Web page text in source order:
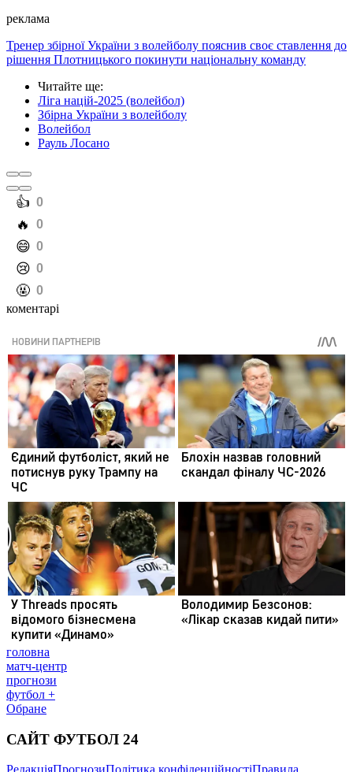
реклама
Тренер збірної України з волейболу пояснив своє ставлення до
рішення Плотницького покинути національну команду
Читайте ще:
Ліга націй-2025 (волейбол)
Збірна України з волейболу
Волейбол
Рауль Лосано
️👍 0
️🔥 0
️😄 0
️😢 0
️🤬 0
коментарі
головна
матч-центр
прогнози
футбол +
Обране
САЙТ ФУТБОЛ 24